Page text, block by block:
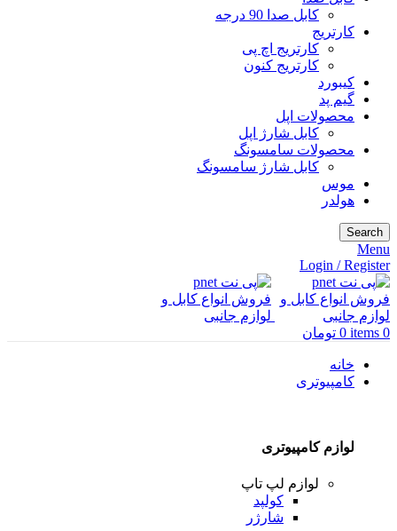
کابل صدا 90 درجه
کارتریج
کارتریج اچ پی
کارتریج کنون
کیبورد
گیم پد
محصولات اپل
کابل شارژ اپل
محصولات سامسونگ
کابل شارژ سامسونگ
موس
هولدر
Search
Menu
Login / Register
0
items
0 تومان
خانه
کامپیوتری
لوازم کامپیوتری
لوازم لپ تاپ
کولپد
شارژر